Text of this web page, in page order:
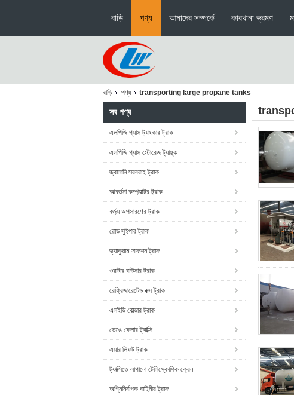
বাড়ি পণ্য আমাদের সম্পর্কে কারখানা ভ্রমণ
বাড়ি পণ্য transporting large propane tanks
সব পণ্য
এলপিজি গ্যাস ট্যাংকার ট্রাক
এলপিজি গ্যাস স্টোরেজ ট্যাঙ্ক
জ্বালানি সরবরাহ ট্রাক
আবর্জনা কম্প্যাক্টর ট্রাক
বর্জ্য অপসারণের ট্রাক
রোড সুইপার ট্রাক
ভ্যাকুয়াম সাকশন ট্রাক
ওয়াটার বাউসার ট্রাক
রেফ্রিজারেটেড বক্স ট্রাক
এলইডি বোল্ডার ট্রাক
ভেঙে ফেলার ট্যাক্সি
এয়ার লিফট ট্রাক
ট্যাক্সিতে লাগানো টেলিস্কোপিক ক্রেন
অগ্নিনির্বাপক বাহিনীর ট্রাক